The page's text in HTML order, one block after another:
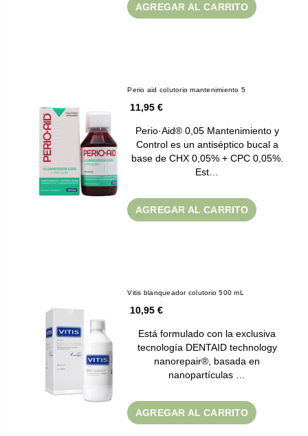
AGREGAR AL CARRITO
Perio aid colutorio mantenimiento 5
11,95 €
Perio·Aid® 0,05 Mantenimiento y
Control es un antiséptico bucal a
base de CHX 0,05% + CPC 0,05%.
Est…
AGREGAR AL CARRITO
Vitis blanqueador colutorio 500 mL
10,95 €
Está formulado con la exclusiva
tecnología DENTAID technology
nanorepair®, basada en
nanopartículas …
AGREGAR AL CARRITO